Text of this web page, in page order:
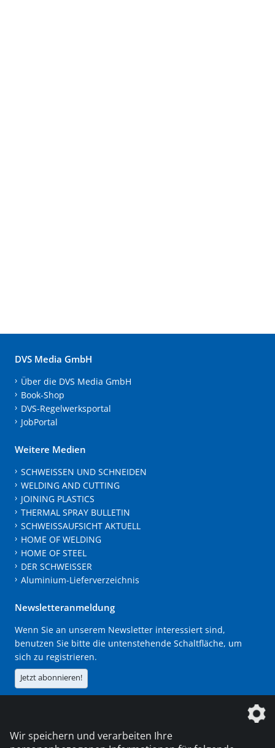
DVS Media GmbH
Über die DVS Media GmbH
Book-Shop
DVS-Regelwerksportal
JobPortal
Weitere Medien
SCHWEISSEN UND SCHNEIDEN
WELDING AND CUTTING
JOINING PLASTICS
THERMAL SPRAY BULLETIN
SCHWEISSAUFSICHT AKTUELL
HOME OF WELDING
HOME OF STEEL
DER SCHWEISSER
Aluminium-Lieferverzeichnis
Newsletteranmeldung
Wenn Sie an unserem Newsletter interessiert sind,
benutzen Sie bitte die untenstehende Schaltfläche, um
sich zu registrieren.
Jetzt abonnieren!
Die DVS Media GmbH ist ein Unternehmen der
Wir speichern und verarbeiten Ihre